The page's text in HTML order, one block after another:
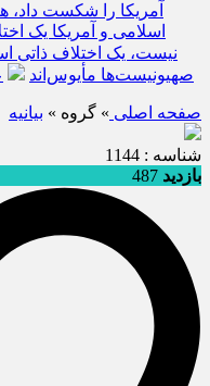
آمریکا را شکست داد،
اسلامی و آمریکا یک
نیست، یک اختلاف ذاتی
صهیونیست‌ها مأیوس‌اند
صفحه اصلی » گروه » بيانيه
شناسه : 1144
بازدید 487